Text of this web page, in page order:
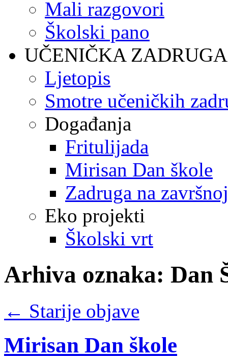
Mali razgovori
Školski pano
UČENIČKA ZADRUGA
Ljetopis
Smotre učeničkih
Događanja
Fritulijada
Mirisan Dan škole
Zadruga na
Eko projekti
Školski vrt
Arhiva oznaka: Dan
← Starije objave
Mirisan Dan škole